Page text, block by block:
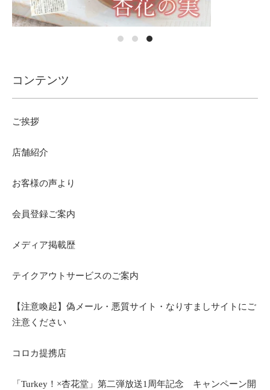
コンテンツ
ご挨拶
店舗紹介
お客様の声より
会員登録ご案内
メディア掲載歴
テイクアウトサービスのご案内
【注意喚起】偽メール・悪質サイト・なりすましサイトにご
注意ください
コロカ提携店
「Turkey！×杏花堂」第二弾放送1周年記念 キャンペーン開